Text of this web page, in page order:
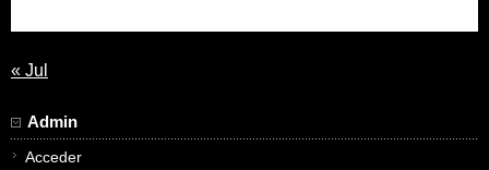
« Jul
Admin
Acceder